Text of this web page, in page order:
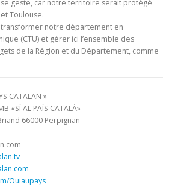
geste, car notre territoire serait protégé
Toulouse.
transformer notre département en
(CTU) et gérer ici l’ensemble des
de la Région et du Département, comme
CATALAN »
«SÍ AL PAÍS CATALÀ»
66000 Perpignan
Ouiaupays